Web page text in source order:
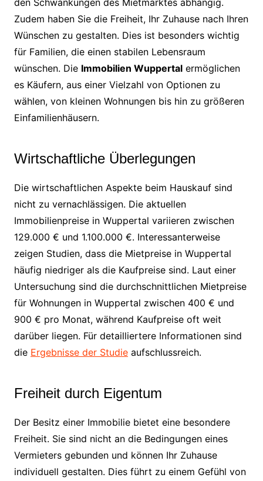
Zudem haben Sie die Freiheit, Ihr Zuhause nach Ihren
Wünschen zu gestalten. Dies ist besonders wichtig
für Familien, die einen stabilen Lebensraum
wünschen. Die Immobilien Wuppertalermöglichen
es Käufern, aus einer Vielzahl von Optionen zu
wählen, von kleinen Wohnungen bis hin zu größeren
Einfamilienhäusern.
Wirtschaftliche Überlegungen
Die wirtschaftlichen Aspekte beim Hauskauf sind
nicht zu vernachlässigen. Die aktuellen
Immobilienpreise in Wuppertal variieren zwischen
129.000 € und 1.100.000 €. Interessanterweise
zeigen Studien, dass die Mietpreise in Wuppertal
häufig niedriger als die Kaufpreise sind. Laut einer
Untersuchung sind die durchschnittlichen Mietpreise
für Wohnungen in Wuppertal zwischen 400 € und
900 € pro Monat, während Kaufpreise oft weit
darüber liegen. Für detailliertere Informationen sind
die Ergebnisse der Studieaufschlussreich.
Freiheit durch Eigentum
Der Besitz einer Immobilie bietet eine besondere
Freiheit. Sie sind nicht an die Bedingungen eines
Vermieters gebunden und können Ihr Zuhause
individuell gestalten. Dies führt zu einem Gefühl von